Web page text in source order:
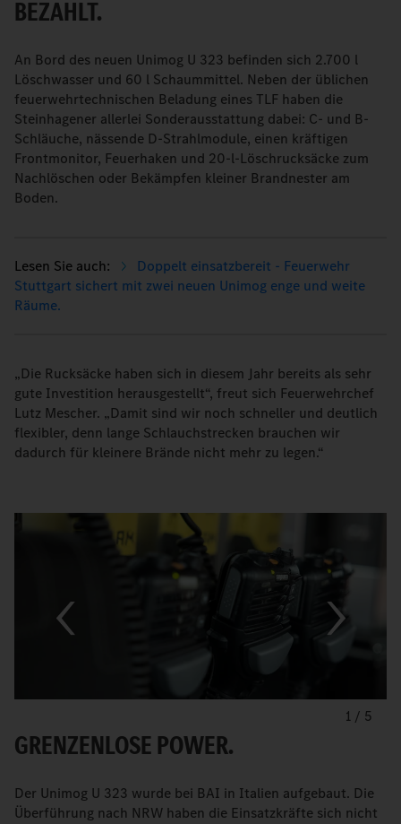
BEZAHLT.
An Bord des neuen Unimog U 323 befinden sich 2.700 l
Löschwasser und 60 l Schaummittel. Neben der üblichen
feuerwehrtechnischen Beladung eines TLF haben die
Steinhagener allerlei Sonderausstattung dabei: C- und B-
Schläuche, nässende D-Strahlmodule, einen kräftigen
Frontmonitor, Feuerhaken und 20-l-Löschrucksäcke zum
Nachlöschen oder Bekämpfen kleiner Brandnester am
Boden.
Doppelt einsatzbereit - Feuerwehr
Stuttgart sichert mit zwei neuen Unimog enge und weite
Räume.
„Die Rucksäcke haben sich in diesem Jahr bereits als sehr
gute Investition herausgestellt“, freut sich Feuerwehrchef
Lutz Mescher. „Damit sind wir noch schneller und deutlich
flexibler, denn lange Schlauchstrecken brauchen wir
dadurch für kleinere Brände nicht mehr zu legen.“
1 / 5
GRENZENLOSE POWER.
Der Unimog U 323 wurde bei BAI in Italien aufgebaut. Die
Überführung nach NRW haben die Einsatzkräfte sich nicht